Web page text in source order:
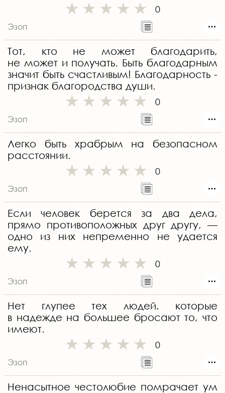
0
Эзоп
Тот, кто не может благодарить,
не может и получать. Быть благодарным
значит быть счастливым! Благодарность -
признак благородства души.
0
Эзоп
Легко быть храбрым на безопасном
расстоянии.
0
Эзоп
Если человек берется за два дела,
прямо противоположных друг другу, —
одно из них непременно не удается
ему.
0
Эзоп
Нет глупее тех людей, которые
в надежде на большее бросают то, что
имеют.
0
Эзоп
Ненасытное честолюбие помрачает ум